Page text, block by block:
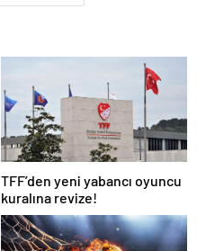
TFF’den yeni yabancı oyuncu
kuralına revize!